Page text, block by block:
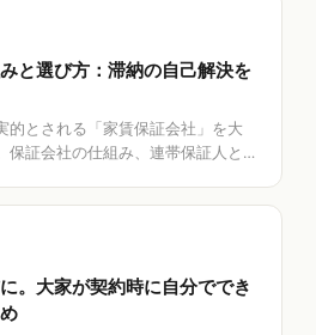
と選び方：滞納の自己解決を
的とされる「家賃保証会社」を大
保証会社の仕組み、連帯保証人と
。大家が契約時に自分ででき